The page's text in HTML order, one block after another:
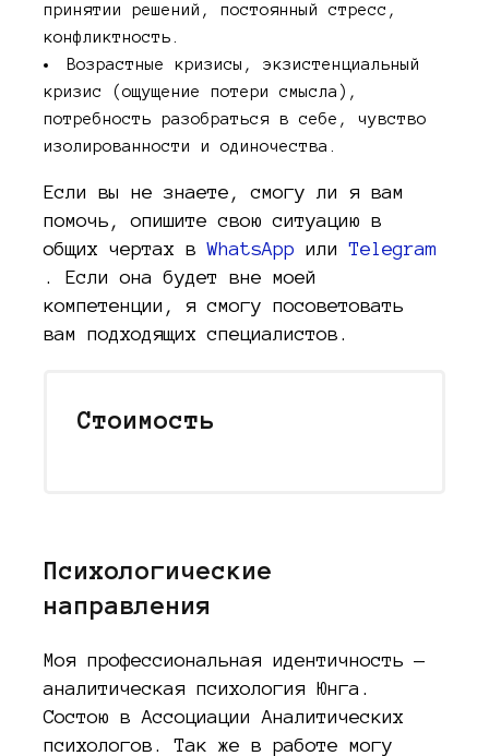
принятии решений, постоянный стресс,
конфликтность.
Возрастные кризисы, экзистенциальный
кризис (ощущение потери смысла),
потребность разобраться в себе, чувство
изолированности и одиночества.
Если вы не знаете, смогу ли я вам
помочь, опишите свою ситуацию в
общих чертах вWhatsApp илиTelegram
. Если она будет вне моей
компетенции, я смогу посоветовать
вам подходящих специалистов.
Стоимость
Психологические
направления
Моя профессиональная идентичность —
аналитическая психология Юнга.
Состою в Ассоциации Аналитических
психологов. Так же в работе могу